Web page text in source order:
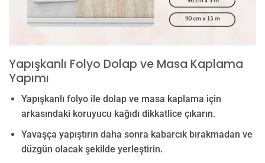
Yapışkanlı Folyo Dolap ve Masa Kaplama
Yapımı
Yapışkanlı folyo ile dolap ve masa kaplama için
arkasındaki koruyucu kağıdı dikkatlice çıkarın.
Yavaşça yapıştırın daha sonra kabarcık bırakmadan ve
düzgün olacak şekilde yerleştirin.